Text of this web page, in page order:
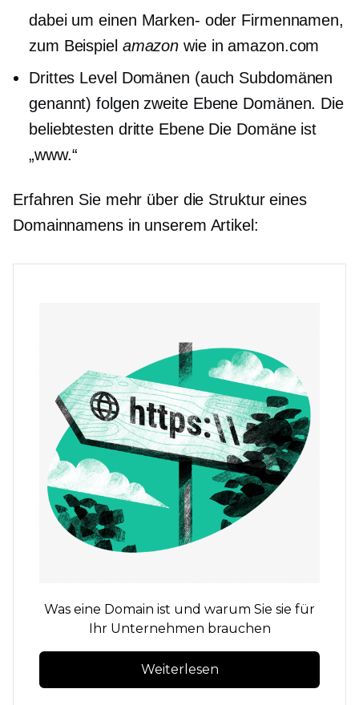
dabei um einen Marken- oder Firmennamen,
zum Beispiel amazon wie in amazon.com
Drittes LevelDomänen (auch Subdomänen
genannt) folgen zweite Ebene Domänen. Die
beliebtesten dritte EbeneDie Domäne ist
„www.“
Erfahren Sie mehr über die Struktur eines
Domainnamens in unserem Artikel:
Was eine Domain ist und warum Sie sie für
Ihr Unternehmen brauchen
Weiterlesen